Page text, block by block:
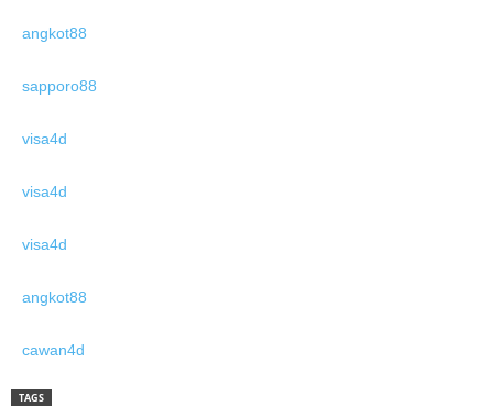
angkot88
sapporo88
visa4d
visa4d
visa4d
angkot88
cawan4d
TAGS